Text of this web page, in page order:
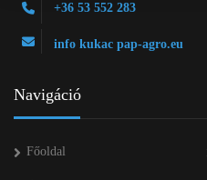
+36 53 552 283
info kukac pap-agro.eu
Navigáció
Főoldal